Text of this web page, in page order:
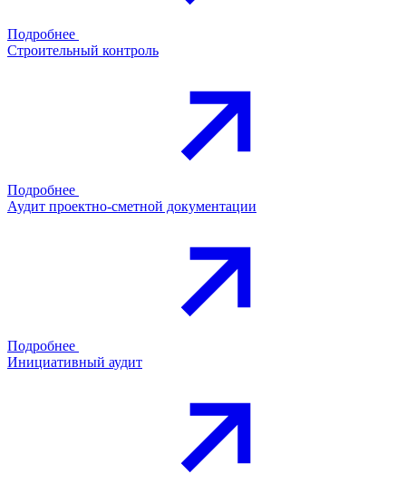
Подробнее
Строительный контроль
Подробнее
Аудит проектно-сметной документации
Подробнее
Инициативный аудит